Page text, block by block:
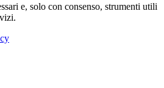
e, solo con consenso, strumenti utili